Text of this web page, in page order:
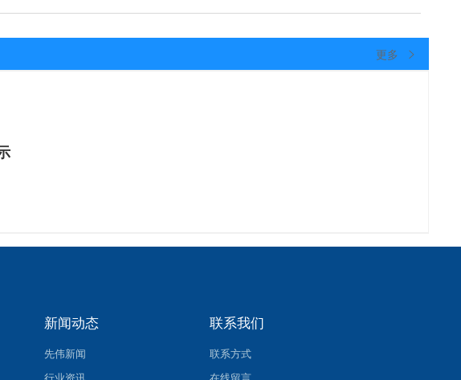
更多
新闻动态
先伟新闻
联系我们
联系方式